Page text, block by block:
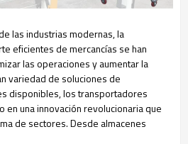
las industrias modernas, la
eficientes de mercancías se han
las operaciones y aumentar la
variedad de soluciones de
disponibles, los transportadores
en una innovación revolucionaria que
de sectores. Desde almacenes